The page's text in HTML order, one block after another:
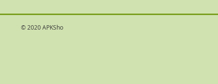
© 2020 APKSho